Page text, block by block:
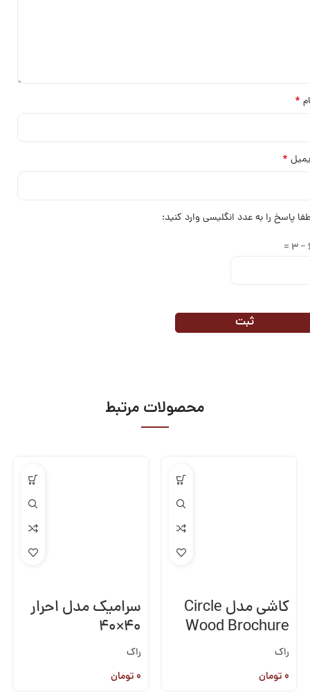
*
*
پاسخ را به عدد انگلیسی وارد کنید:
6
محصولات مرتبط
کاشی مدل Circle
Wood Brochure
۲۰*۱۲۰
راک
۰تومان
سرامیک مدل احرار
۴۰×۴۰
راک
۰تومان